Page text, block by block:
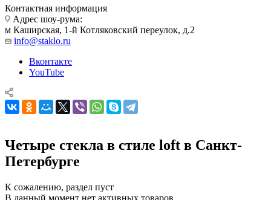
Контактная информация
Адрес шоу-рума:
м Каширская, 1-й Котляковский переулок, д.2
info@staklo.ru
Вконтакте
YouTube
Четыре стекла в стиле loft в Санкт-
Петербурге
К сожалению, раздел пуст
В данный момент нет активных товаров